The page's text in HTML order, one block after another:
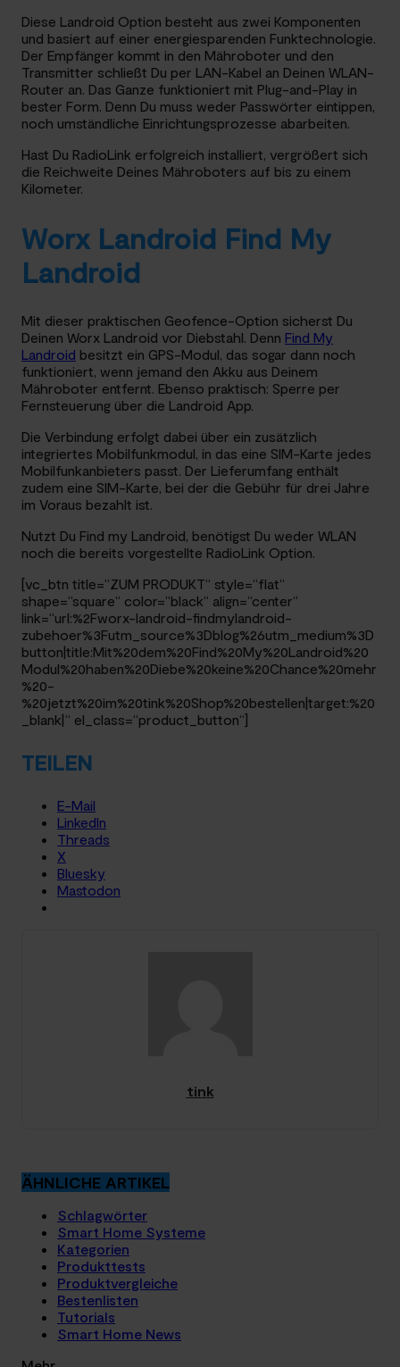
Diese Landroid Option besteht aus zwei Komponenten
und basiert auf einer energiesparenden Funktechnologie.
Der Empfänger kommt in den Mähroboter und den
Transmitter schließt Du per LAN-Kabel an Deinen WLAN-
Router an. Das Ganze funktioniert mit Plug-and-Play in
bester Form. Denn Du muss weder Passwörter eintippen,
noch umständliche Einrichtungsprozesse abarbeiten.
Hast Du RadioLink erfolgreich installiert, vergrößert sich
die Reichweite Deines Mähroboters auf bis zu einem
Kilometer.
Worx Landroid Find My
Landroid
Mit dieser praktischen Geofence-Option sicherst Du
Deinen Worx Landroid vor Diebstahl. Denn Find My
Landroid besitzt ein GPS-Modul, das sogar dann noch
funktioniert, wenn jemand den Akku aus Deinem
Mähroboter entfernt. Ebenso praktisch: Sperre per
Fernsteuerung über die Landroid App.
Die Verbindung erfolgt dabei über ein zusätzlich
integriertes Mobilfunkmodul, in das eine SIM-Karte jedes
Mobilfunkanbieters passt. Der Lieferumfang enthält
zudem eine SIM-Karte, bei der die Gebühr für drei Jahre
im Voraus bezahlt ist.
Nutzt Du Find my Landroid, benötigst Du weder WLAN
noch die bereits vorgestellte RadioLink Option.
[vc_btn title=“ZUM PRODUKT“ style=“flat“
shape=“square“ color=“black“ align=“center“
link=“url:%2Fworx-landroid-findmylandroid-
zubehoer%3Futm_source%3Dblog%26utm_medium%3D
button|title:Mit%20dem%20Find%20My%20Landroid%20
Modul%20haben%20Diebe%20keine%20Chance%20mehr
%20-
%20jetzt%20im%20tink%20Shop%20bestellen|target:%20
_blank|“ el_class=“product_button“]
TEILEN
E-Mail
LinkedIn
Threads
X
Bluesky
Mastodon
tink
ÄHNLICHE ARTIKEL
Schlagwörter
Smart Home Systeme
Kategorien
Produkttests
Produktvergleiche
Bestenlisten
Tutorials
Smart Home News